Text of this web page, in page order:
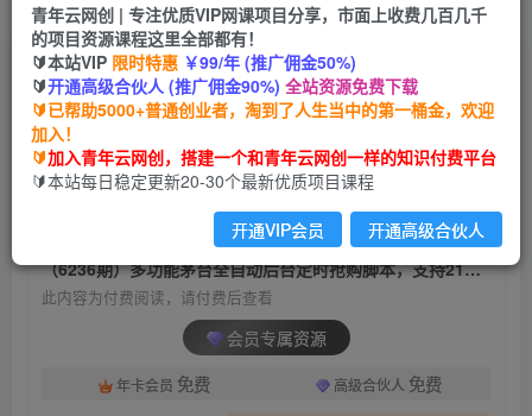
首页 创业课程 会员专属 正文
（6236期）多功能茅台全自动后台定时抢购脚
本，支持21个平台【永久脚本+详细教程】
青年云网创
2年前发布
关注 私信
（6236期）多功能茅台全自动后台定时抢购脚本，支持21个平台【永久脚本+详细教程】
此内容为付费阅读，请付费后查看
会员专属资源
年卡会员 免费 高级合伙人 免费
青年云网创 | 专注优质VIP网课项目分享，市面上收费几百几千
的项目资源课程这里全部都有！
🔰本站VIP 限时特惠 ￥99/年 (推广佣金50%)
🔰开通高级合伙人 (推广佣金90%) 全站资源免费下载
🔰已帮助5000+普通创业者，淘到了人生当中的第一桶金，欢迎
加入！
🔰加入青年云网创，搭建一个和青年云网创一样的知识付费平台
🔰本站每日稳定更新20-30个最新优质项目课程
开通VIP会员 开通高级合伙人